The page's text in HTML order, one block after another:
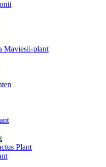
Maviesii-plant
Plant